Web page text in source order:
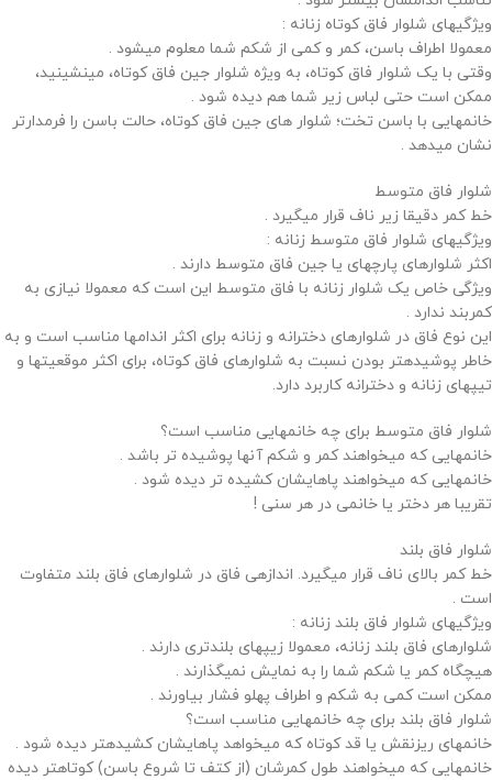
ویژگیهای شلوار فاق کوتاه زنانه :
معمولا اطراف باسن، کمر و کمی از شکم شما معلوم میشود .
وقتی با یک شلوار فاق کوتاه، به ویژه شلوار جین فاق کوتاه، مینشینید،
ممکن است حتی لباس زیر شما هم دیده شود .
خانمهایی با باسن تخت؛ شلوار های جین فاق کوتاه، حالت باسن را فرمدارتر
نشان میدهد .
شلوار فاق متوسط
خط کمر دقیقا زیر ناف قرار میگیرد .
ویژگیهای شلوار فاق متوسط زنانه :
اکثر شلوارهای پارچهای یا جین فاق متوسط دارند .
ویژگی خاص یک شلوار زنانه با فاق متوسط این است که معمولا نیازی به
کمربند ندارد .
این نوع فاق در شلوارهای دخترانه و زنانه برای اکثر اندامها مناسب است و به
خاطر پوشیدهتر بودن نسبت به شلوارهای فاق کوتاه، برای اکثر موقعیتها و
تیپهای زنانه و دخترانه کاربرد دارد.
شلوار فاق متوسط برای چه خانمهایی مناسب است؟
خانمهایی که میخواهند کمر و شکم آنها پوشیده تر باشد .
خانمهایی که میخواهند پاهایشان کشیده تر دیده شود .
تقریبا هر دختر یا خانمی در هر سنی !
شلوار فاق بلند
خط کمر بالای ناف قرار میگیرد. اندازهی فاق در شلوارهای فاق بلند متفاوت
است .
ویژگیهای شلوار فاق بلند زنانه :
شلوارهای فاق بلند زنانه، معمولا زیپهای بلندتری دارند .
هیچگاه کمر یا شکم شما را به نمایش نمیگذارند .
ممکن است کمی به شکم و اطراف پهلو فشار بیاورند .
شلوار فاق بلند برای چه خانمهایی مناسب است؟
خانمهای ریزنقش یا قد کوتاه که میخواهد پاهایشان کشیدهتر دیده شود .
خانمهایی که میخواهند طول کمرشان (از کتف تا شروع باسن) کوتاهتر دیده